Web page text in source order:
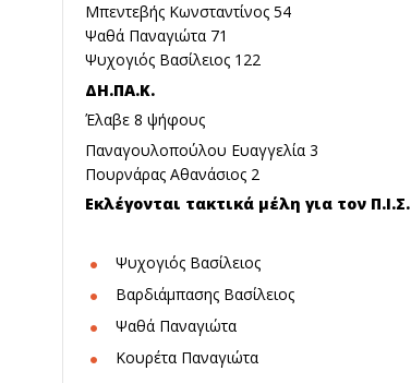
Μπεντεβής Κωνσταντίνος 54
Ψαθά Παναγιώτα 71
Ψυχογιός Βασίλειος 122
ΔΗ.ΠΑ.Κ.
Έλαβε 8 ψήφους
Παναγουλοπούλου Ευαγγελία 3
Πουρνάρας Αθανάσιος 2
Εκλέγονται τακτικά μέλη για τον Π.Ι.Σ.
Ψυχογιός Βασίλειος
Βαρδιάμπασης Βασίλειος
Ψαθά Παναγιώτα
Κουρέτα Παναγιώτα